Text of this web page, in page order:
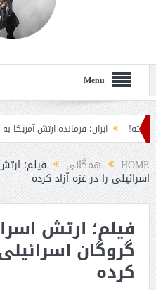
Menu
ایران؛ فرمانده ارتش آمریکا به
HOME همگانی فیلم؛
اسرائیلی را در غزه آزاد کرده
فیلم؛ ارتش
گروگان
کرده